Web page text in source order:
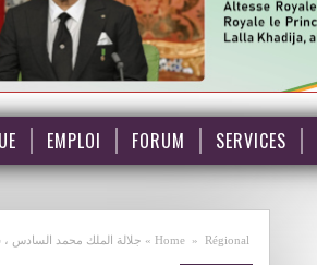
EMPLOI FORUM SERVICES
Home » Régional
» جلالة الملك محمد السادس